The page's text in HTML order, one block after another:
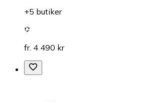
+5 butiker
fr. 4 490 kr